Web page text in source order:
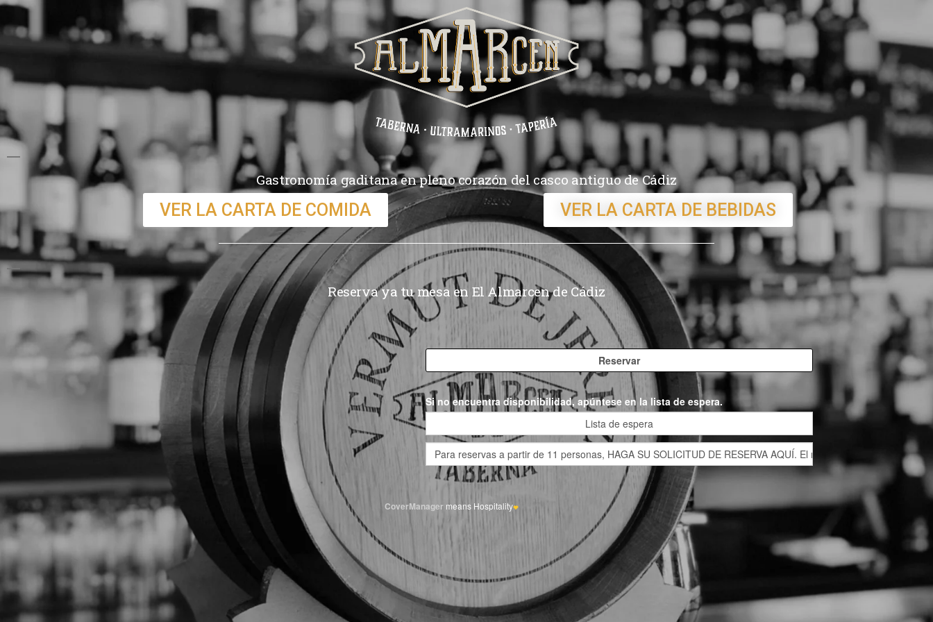
Gastronomía gaditana en pleno corazón del casco antiguo de Cádiz
VER LA CARTA DE COMIDA VER LA CARTA DE BEBIDAS
Reserva ya tu mesa en El Almarcen de Cádiz